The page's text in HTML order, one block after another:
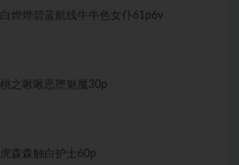
白烨烨碧蓝航线牛牛色女仆61p6v
桃之啾啾恶堕魅魔30p
虎森森触白护士60p